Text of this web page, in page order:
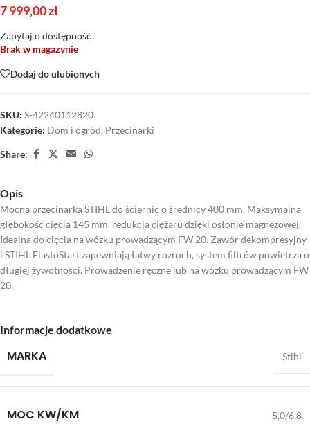
7 999,00zł
Zapytaj o dostępność
Brak w magazynie
Dodaj do ulubionych
SKU: S-42240112820
Kategorie: Dom i ogród, Przecinarki
Share:
Opis
Mocna przecinarka STIHL do ściernic o średnicy 400 mm. Maksymalna
głębokość cięcia 145 mm, redukcja ciężaru dzięki osłonie magnezowej.
Idealna do cięcia na wózku prowadzącym FW 20. Zawór dekompresyjny
i STIHL ElastoStart zapewniają łatwy rozruch, system filtrów powietrza o
długiej żywotności. Prowadzenie ręczne lub na wózku prowadzącym FW
20.
Informacje dodatkowe
MARKA Stihl
MOC KW/KM 5,0/6,8